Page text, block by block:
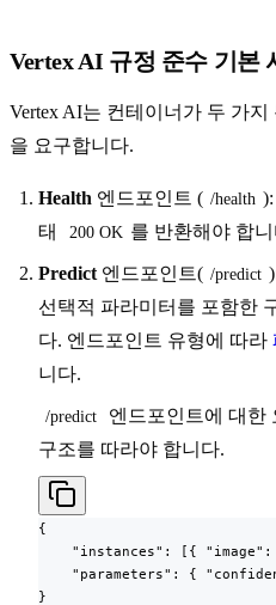
Vertex AI 규정 준수 기본
Vertex AI는 컨테이너가 두 가
을 요구합니다.
Health 엔드포인트 ( /health
태
200 OK 를 반환해야 합니
Predict 엔드포인트( /predict
선택적 파라미터를 포함한
다. 엔드포인트 유형에 따라
니다.
/predict
엔드포인트에 대한
구조를 따라야 합니다.
{
"instances": [{
"parameters": {
}